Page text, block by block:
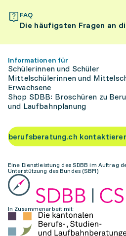
FAQ
Die häufigsten Fragen an
Informationen für
Schülerinnen und Schüler
Mittelschülerinnen und
Erwachsene
Shop SDBB: Broschüren zu
und Laufbahnplanung
berufsberatung.ch
Eine Dienstleistung des SDBB im Auftrag
Unterstützung des Bundes (SBFI)
In Zusammenarbeit mit: